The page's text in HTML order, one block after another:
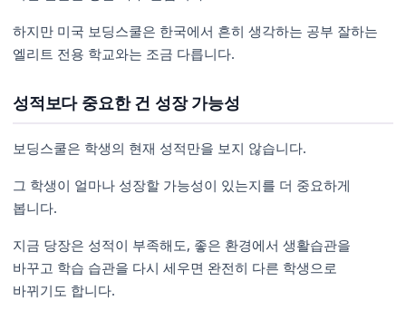
하지만 미국 보딩스쿨은 한국에서 흔히 생각하는 공부 잘하는
엘리트 전용 학교와는 조금 다릅니다.
성적보다 중요한 건 성장 가능성
보딩스쿨은 학생의 현재 성적만을 보지 않습니다.
그 학생이 얼마나 성장할 가능성이 있는지를 더 중요하게
봅니다.
지금 당장은 성적이 부족해도, 좋은 환경에서 생활습관을
바꾸고 학습 습관을 다시 세우면 완전히 다른 학생으로
바뀌기도 합니다.